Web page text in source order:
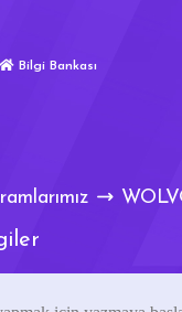
Bilgi Bankası